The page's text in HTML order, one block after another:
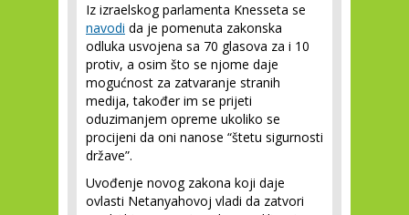
Iz izraelskog parlamenta Knesseta se
navodi da je pomenuta zakonska
odluka usvojena sa 70 glasova za i 10
protiv, a osim što se njome daje
mogućnost za zatvaranje stranih
medija, također im se prijeti
oduzimanjem opreme ukoliko se
procijeni da oni nanose “štetu sigurnosti
države”.
Uvođenje novog zakona koji daje
ovlasti Netanyahovoj vladi da zatvori